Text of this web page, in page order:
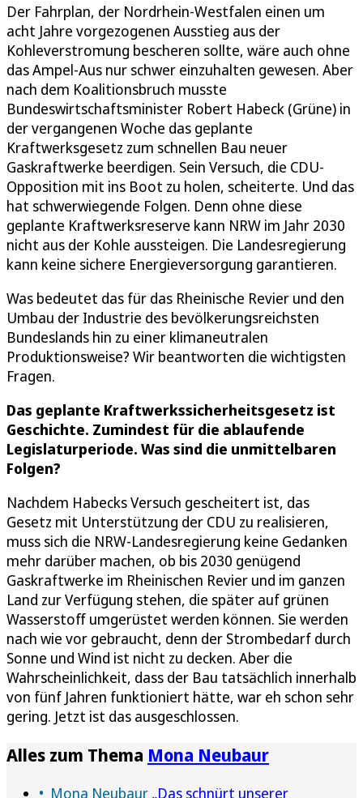
Der Fahrplan, der Nordrhein-Westfalen einen um
acht Jahre vorgezogenen Ausstieg aus der
Kohleverstromung bescheren sollte, wäre auch ohne
das Ampel-Aus nur schwer einzuhalten gewesen. Aber
nach dem Koalitionsbruch musste
Bundeswirtschaftsminister Robert Habeck (Grüne) in
der vergangenen Woche das geplante
Kraftwerksgesetz zum schnellen Bau neuer
Gaskraftwerke beerdigen. Sein Versuch, die CDU-
Opposition mit ins Boot zu holen, scheiterte. Und das
hat schwerwiegende Folgen. Denn ohne diese
geplante Kraftwerksreserve kann NRW im Jahr 2030
nicht aus der Kohle aussteigen. Die Landesregierung
kann keine sichere Energieversorgung garantieren.
Was bedeutet das für das Rheinische Revier und den
Umbau der Industrie des bevölkerungsreichsten
Bundeslands hin zu einer klimaneutralen
Produktionsweise? Wir beantworten die wichtigsten
Fragen.
Das geplante Kraftwerkssicherheitsgesetz ist
Geschichte. Zumindest für die ablaufende
Legislaturperiode. Was sind die unmittelbaren
Folgen?
Nachdem Habecks Versuch gescheitert ist, das
Gesetz mit Unterstützung der CDU zu realisieren,
muss sich die NRW-Landesregierung keine Gedanken
mehr darüber machen, ob bis 2030 genügend
Gaskraftwerke im Rheinischen Revier und im ganzen
Land zur Verfügung stehen, die später auf grünen
Wasserstoff umgerüstet werden können. Sie werden
nach wie vor gebraucht, denn der Strombedarf durch
Sonne und Wind ist nicht zu decken. Aber die
Wahrscheinlichkeit, dass der Bau tatsächlich innerhalb
von fünf Jahren funktioniert hätte, war eh schon sehr
gering. Jetzt ist das ausgeschlossen.
Alles zum Thema Mona Neubaur
Mona Neubaur „Das schnürt unserer